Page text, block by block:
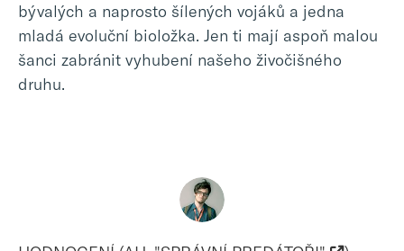
bývalých a naprosto šílených vojáků a jedna
mladá evoluční bioložka. Jen ti mají aspoň malou
šanci zabránit vyhubení našeho živočišného
druhu.